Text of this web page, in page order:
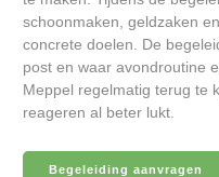
schoonmaken, geldzaken
concrete doelen. De
post en waar avondroutine
Meppel regelmatig terug te
reageren al beter lukt.
Begeleiding aanvragen